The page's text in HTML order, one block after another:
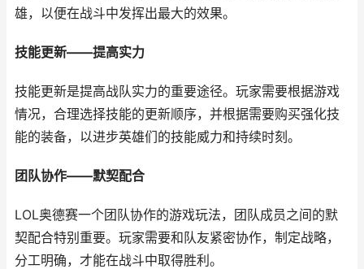
雄，以便在战斗中发挥出最大的效果。
技能更新——提高实力
技能更新是提高战队实力的重要途径。玩家需要根据游戏
情况，合理选择技能的更新顺序，并根据需要购买强化技
能的装备，以进步英雄们的技能威力和持续时刻。
团队协作——默契配合
LOL奥德赛一个团队协作的游戏玩法，团队成员之间的默
契配合特别重要。玩家需要和队友紧密协作，制定战略，
分工明确，才能在战斗中取得胜利。